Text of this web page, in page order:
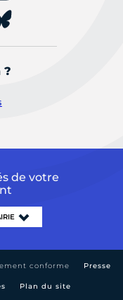
?
de votre
conforme Presse
Plan du site